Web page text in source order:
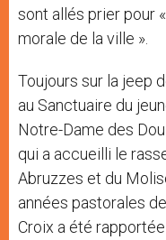
sont allés prier pour
morale de la ville ».
Toujours sur la jeep
au Sanctuaire du
Notre-Dame des
qui a accueilli le
Abruzzes et du
années pastorales
Croix a été